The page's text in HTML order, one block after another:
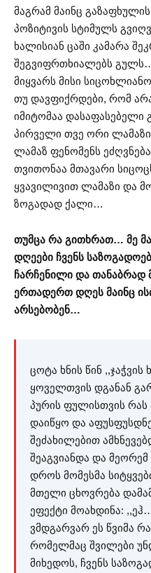
მაგრამ მაინც
პოზიტივის სტიმულს
ხალისიან ცაში კამარა
შეგვიფრთხიალებს
მიყვარს მისი
თუ დავფიქრდები, რომ
იმიტომაა დასაფასებელი
პირველი თვე ორი
ლამაზ ფენომენს
თვითონაა მთავარი
ყვავილივით ლამაზი და
ზოგადად ქალი…
თუმცა რა გითხრათ… მე
დღეები ჩვენს
ჩარჩენილი და თანაბრად
ერთადერთ დღეს მაინც
არსებობენ…
ცოტა ხნის წინ ,,ჯაჭვის
ყოველთვის დგანან
პურის ფულისთვის რას
დაიწყო და
შეძახილებით
შეაგვიანდა და მეორემ
დროს მომესმა
მთელი ცხოვრება
ეფექტი მოახდინა:
ვმდგარვარ ეს წვიმა
რომელმაც შვილები
მიხედოს, ჩვენს